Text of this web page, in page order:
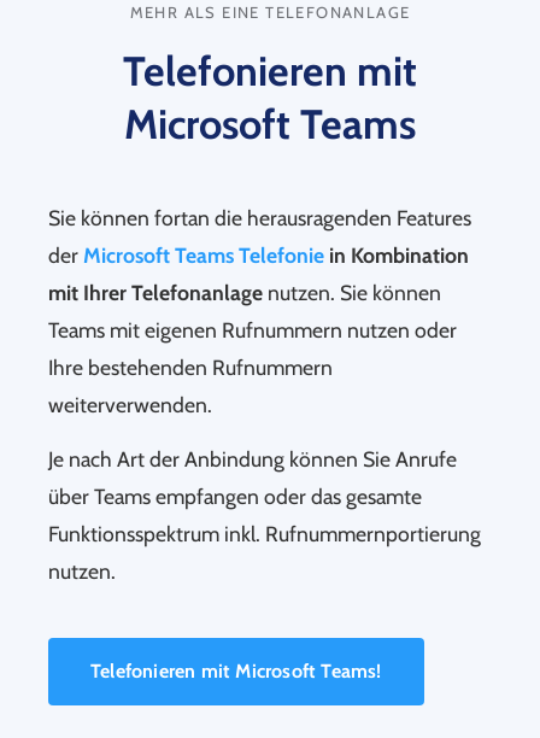
MEHR ALS EINE TELEFONANLAGE
Telefonieren mit
Microsoft Teams
Sie können fortan die herausragenden Features
der Microsoft Teams Telefonie in Kombination
mit Ihrer Telefonanlage nutzen. Sie können
Teams mit eigenen Rufnummern nutzen oder
Ihre bestehenden Rufnummern
weiterverwenden.
Je nach Art der Anbindung können Sie Anrufe
über Teams empfangen oder das gesamte
Funktionsspektrum inkl. Rufnummernportierung
nutzen.
Telefonieren mit Microsoft Teams!